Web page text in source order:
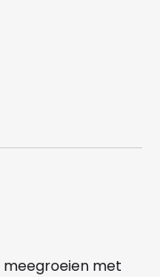
meegroeien met